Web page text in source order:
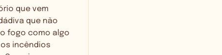
que vem
que não
fogo como algo
incêndios